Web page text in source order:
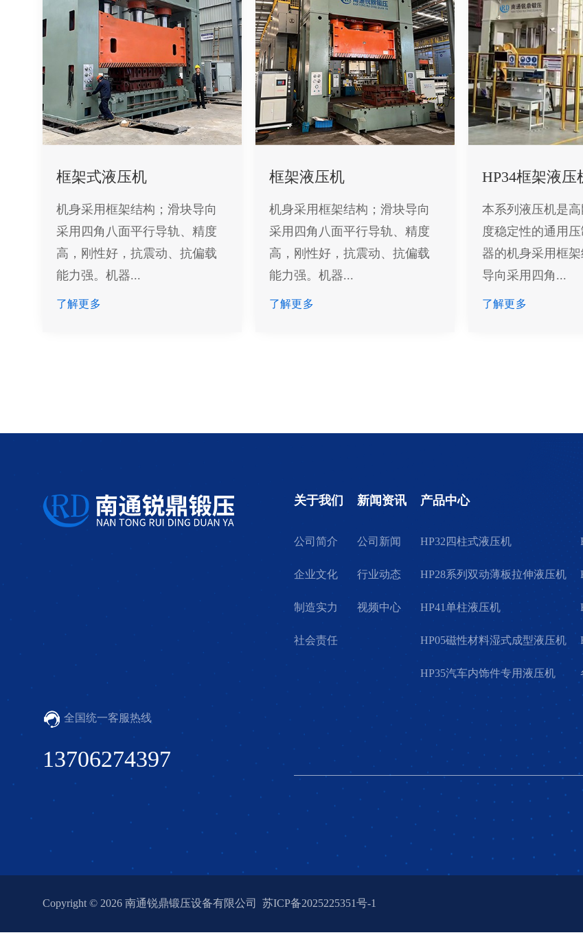
框架式液压机
机身采用框架结构；滑块导向
采用四角八面平行导轨、精度
高，刚性好，抗震动、抗偏载
能力强。机器...
了解更多
框架液压机
机身采用框架结构；滑块导向
采用四角八面平行导轨、精度
高，刚性好，抗震动、抗偏载
能力强。机器...
了解更多
HP34框架液压
本系列液压机是
度稳定性的通用
器的机身采用框
导向采用四角...
了解更多
全国统一客服热线
13706274397
关于我们
公司简介
企业文化
制造实力
社会责任
新闻资讯
公司新闻
行业动态
视频中心
产品中心
HP32四柱式液压机
HP28系列双动薄板拉伸液压机
HP41单柱液压机
HP05磁性材料湿式成型液压机
HP35汽车内饰件专用液压机
Copyright © 2026 南通锐鼎锻压设备有限公司 苏ICP备2025225351号-1